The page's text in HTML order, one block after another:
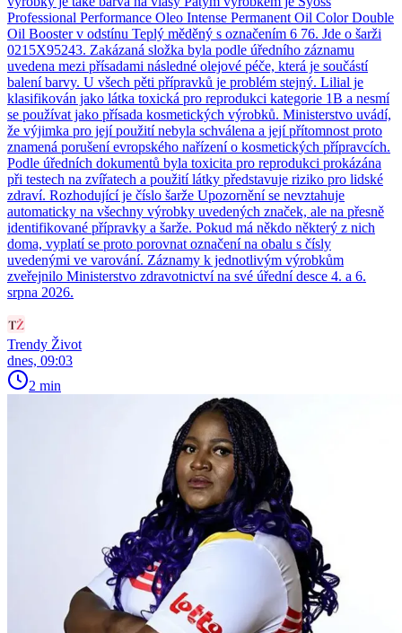
Professional Performance Oleo Intense Permanent Oil Color Double
Oil Booster v odstínu Teplý měděný s označením 6 76. Jde o šarži
0215X95243. Zakázaná složka byla podle úředního záznamu
uvedena mezi přísadami následné olejové péče, která je součástí
balení barvy. U všech pěti přípravků je problém stejný. Lilial je
klasifikován jako látka toxická pro reprodukci kategorie 1B a nesmí
se používat jako přísada kosmetických výrobků. Ministerstvo uvádí,
že výjimka pro její použití nebyla schválena a její přítomnost proto
znamená porušení evropského nařízení o kosmetických přípravcích.
Podle úředních dokumentů byla toxicita pro reprodukci prokázána
při testech na zvířatech a použití látky představuje riziko pro lidské
zdraví. Rozhodující je číslo šarže Upozornění se nevztahuje
automaticky na všechny výrobky uvedených značek, ale na přesně
identifikované přípravky a šarže. Pokud má někdo některý z nich
doma, vyplatí se proto porovnat označení na obalu s čísly
uvedenými ve varování. Záznamy k jednotlivým výrobkům
zveřejnilo Ministerstvo zdravotnictví na své úřední desce 4. a 6.
srpna 2026.
Trendy Život
dnes, 09:03
2 min